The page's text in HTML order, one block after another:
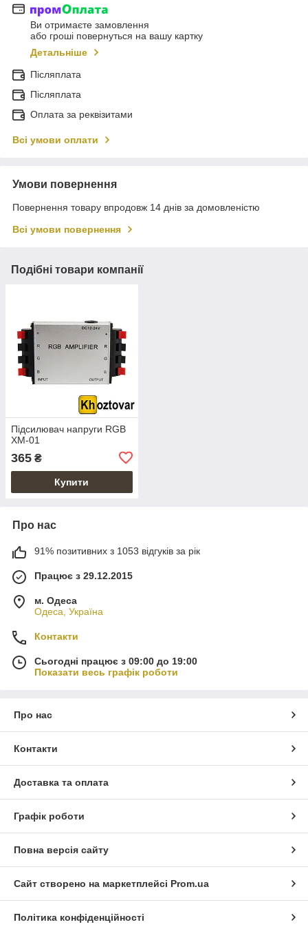
Ви отримаєте замовлення
або гроші повернуться на вашу картку
Детальніше
Післяплата
Післяплата
Оплата за реквізитами
Всі умови оплати
Умови повернення
Повернення товару впродовж 14 днів за домовленістю
Всі умови повернення
Подібні товари компанії
Підсилювач напруги RGB
XM-01
365 ₴
Купити
Про нас
91% позитивних з 1053 відгуків за рік
Працює з 29.12.2015
м. Одеса
Одеса, Україна
Контакти
Сьогодні працює з 09:00 до 19:00
Показати весь графік роботи
Про нас
Контакти
Доставка та оплата
Графік роботи
Повна версія сайту
Сайт створено на маркетплейсі Prom.ua
Політика конфіденційності